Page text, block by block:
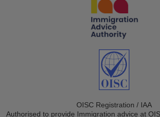
OISC Registration / IAA
Authorised to provide Immigration advice at